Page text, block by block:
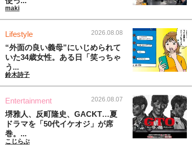
maki
Lifestyle 2026.08.08
“外面の良い義母”にいじめられて
いた34歳女性。ある日「笑っちゃ
う...
鈴木詩子
Entertainment 2026.08.07
堺雅人、反町隆史、GACKT…夏
ドラマを「50代イケオジ」が席
巻。...
こじらぶ